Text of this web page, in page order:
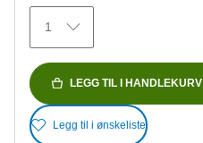
omtaler
1
LEGG TIL I HANDLEKURV
Legg til i ønskeliste